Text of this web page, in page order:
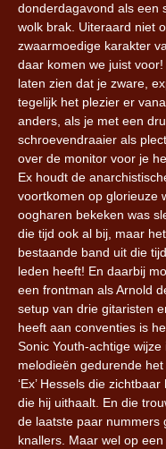
donderdagavond als een
wolk brak. Uiteraard niet
zwaarmoedige karakter
daar komen we juist
laten zien dat je zware,
tegelijk het plezier er
anders, als je met een
schroevendraaier als
over de monitor voor je
Ex houdt de
voortkomen op glorieuze
oogharen bekeken was
die tijd ook al bij, maar
bestaande band uit die
leden heeft! En daarbij
een frontman als Arnold
setup van drie gitaristen
heeft aan conventies is
Sonic Youth-achtige
melodieën gedurende
‘Ex’ Hessels die
die hij uithaalt. En die
de laatste paar nummers
knallers. Maar wel op